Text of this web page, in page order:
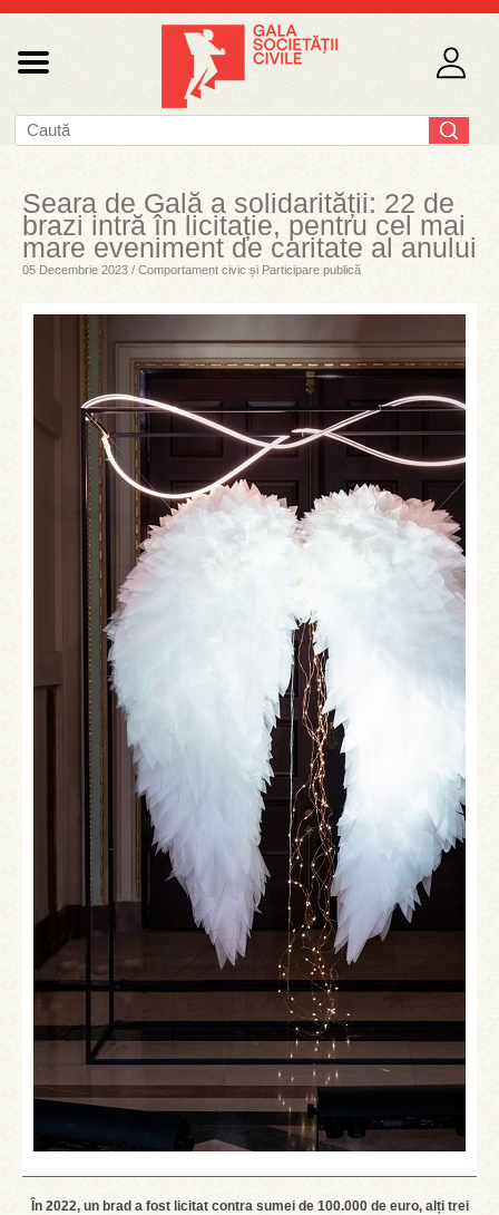
Seara de Gală a solidarității: 22 de
brazi intră în licitație, pentru cel mai
mare eveniment de caritate al anului
05 Decembrie 2023 / Comportament civic și Participare publică
În 2022, un brad a fost licitat contra sumei de 100.000 de euro, alți trei